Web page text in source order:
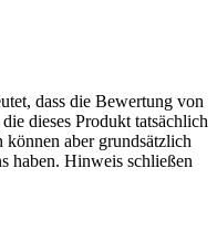
dass die Bewertung von
dieses Produkt tatsächlich
können aber grundsätzlich
haben. Hinweis schließen